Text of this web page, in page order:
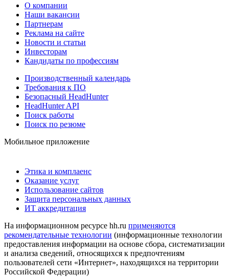
О компании
Наши вакансии
Партнерам
Реклама на сайте
Новости и статьи
Инвесторам
Кандидаты по профессиям
Производственный календарь
Требования к ПО
Безопасный HeadHunter
HeadHunter API
Поиск работы
Поиск по резюме
Мобильное приложение
Этика и комплаенс
Оказание услуг
Использование сайтов
Защита персональных данных
ИТ аккредитация
На информационном ресурсе hh.ru применяются
рекомендательные технологии (информационные технологии
предоставления информации на основе сбора, систематизации
и анализа сведений, относящихся к предпочтениям
пользователей сети «Интернет», находящихся на территории
Российской Федерации)